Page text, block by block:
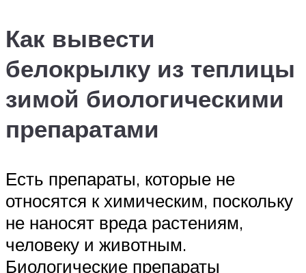
Как вывести
белокрылку из теплицы
зимой биологическими
препаратами
Есть препараты, которые не
относятся к химическим, поскольку
не наносят вреда растениям,
человеку и животным.
Биологические препараты